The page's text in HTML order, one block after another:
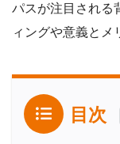
パスが注目される
ィングや意義とメ
目次